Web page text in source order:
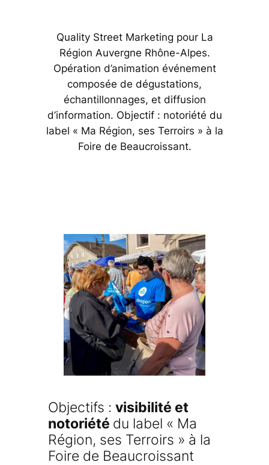
Quality Street Marketing pour La
Région Auvergne Rhône-Alpes.
Opération d’animation événement
composée de dégustations,
échantillonnages, et diffusion
d’information. Objectif : notoriété du
label « Ma Région, ses Terroirs » à la
Foire de Beaucroissant.
Objectifs : visibilité et
notoriété du label « Ma
Région, ses Terroirs » à la
Foire de Beaucroissant